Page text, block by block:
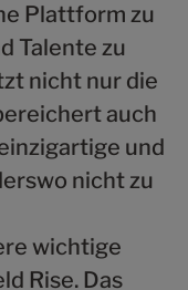
Plattform zu
Talente zu
nicht nur die
auch
und
nicht zu
wichtige
Rise. Das